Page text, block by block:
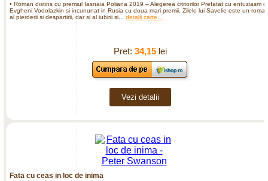
• Roman distins cu premiul Iasnaia Poliana 2019 – Alegerea cititorilor Prefatat cu entuziasm
Evgheni Vodolazkin si incununat in Rusia cu doua mari premii, Zilele lui Savelie este un roman
al pierderii si despartirii, dar si al iubirii si... detalii carte...
Pret: 34,15lei
Vezi detalii
Fata cu ceas in loc de inima